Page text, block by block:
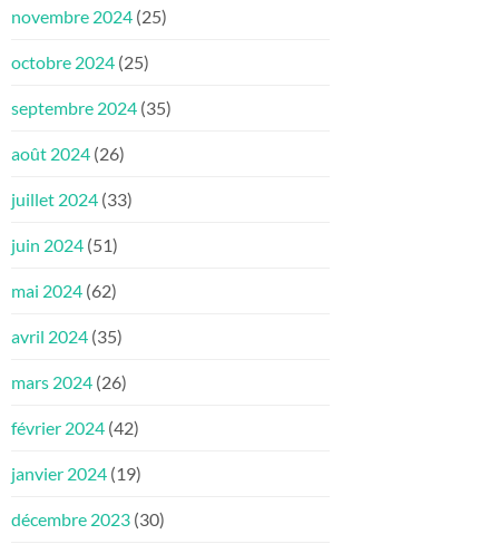
novembre 2024 (25)
octobre 2024 (25)
septembre 2024 (35)
août 2024 (26)
juillet 2024 (33)
juin 2024 (51)
mai 2024 (62)
avril 2024 (35)
mars 2024 (26)
février 2024 (42)
janvier 2024 (19)
décembre 2023 (30)